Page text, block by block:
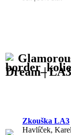
Dream | LA3
Zkouška LA3
Havlíček,